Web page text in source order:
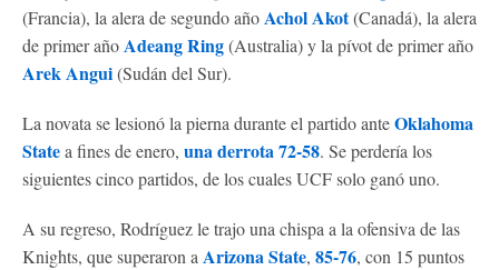
(Francia), la alera de segundo año Achol Akot(Canadá), la alera
de primer año Adeang Ring(Australia) y la pívot de primer año
Arek Angui(Sudán del Sur).
La novata se lesionó la pierna durante el partido anteOklahoma
Statea fines de enero, una derrota 72-58. Se perdería los
siguientes cinco partidos, de los cuales UCF solo ganó uno.
A su regreso, Rodríguez le trajo una chispa a la ofensiva de las
Knights, que superaron a Arizona State, 85-76, con 15 puntos